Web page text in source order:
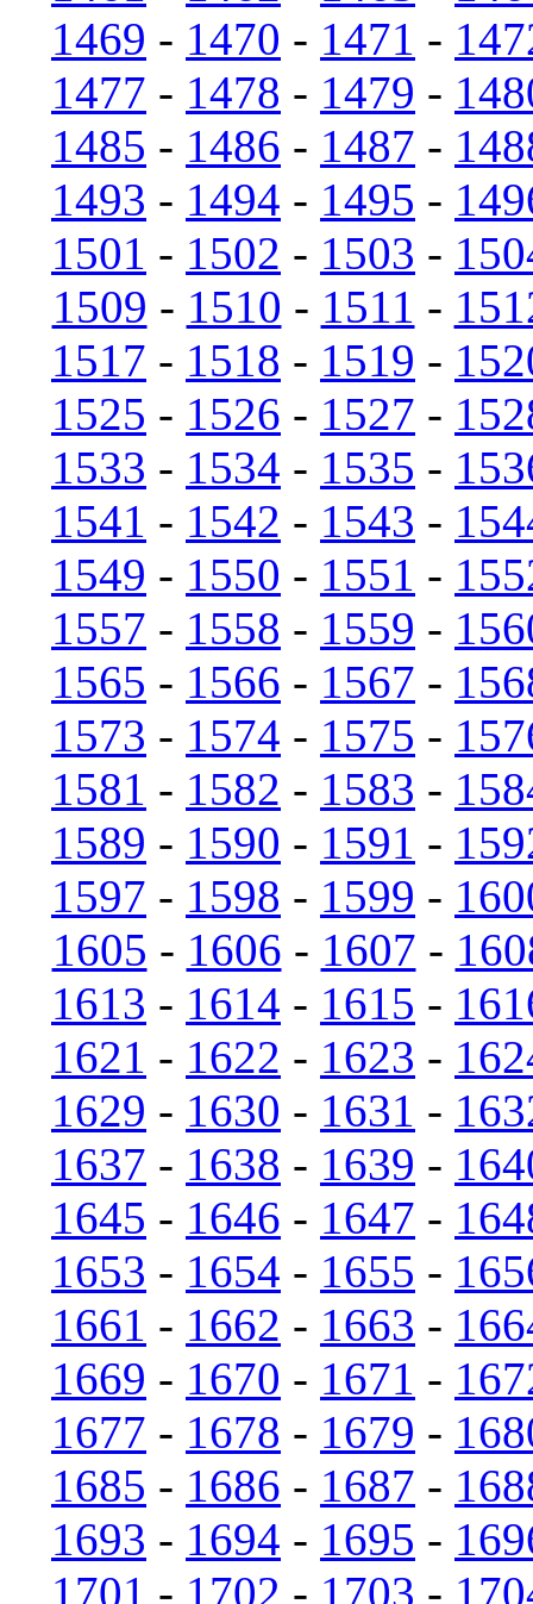
1469 - 1470 - 1471 -
1477 - 1478 - 1479 -
1485 - 1486 - 1487 -
1493 - 1494 - 1495 -
1501 - 1502 - 1503 -
1509 - 1510 - 1511 -
1517 - 1518 - 1519 -
1525 - 1526 - 1527 -
1533 - 1534 - 1535 -
1541 - 1542 - 1543 -
1549 - 1550 - 1551 -
1557 - 1558 - 1559 -
1565 - 1566 - 1567 -
1573 - 1574 - 1575 -
1581 - 1582 - 1583 -
1589 - 1590 - 1591 -
1597 - 1598 - 1599 -
1605 - 1606 - 1607 -
1613 - 1614 - 1615 -
1621 - 1622 - 1623 -
1629 - 1630 - 1631 -
1637 - 1638 - 1639 -
1645 - 1646 - 1647 -
1653 - 1654 - 1655 -
1661 - 1662 - 1663 -
1669 - 1670 - 1671 -
1677 - 1678 - 1679 -
1685 - 1686 - 1687 -
1693 - 1694 - 1695 -
1701 - 1702 - 1703 -